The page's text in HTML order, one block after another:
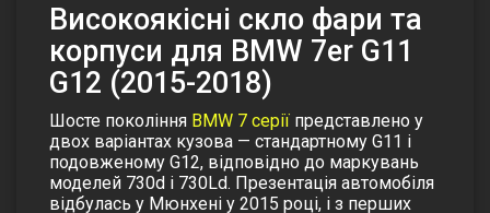
Високоякісні скло фари та
корпуси для BMW 7er G11
G12 (2015-2018)
Шосте покоління BMW 7 серії представлено у
двох варіантах кузова — стандартному G11 і
подовженому G12, відповідно до маркувань
моделей 730d і 730Ld. Презентація автомобіля
відбулась у Мюнхені у 2015 році, і з перших